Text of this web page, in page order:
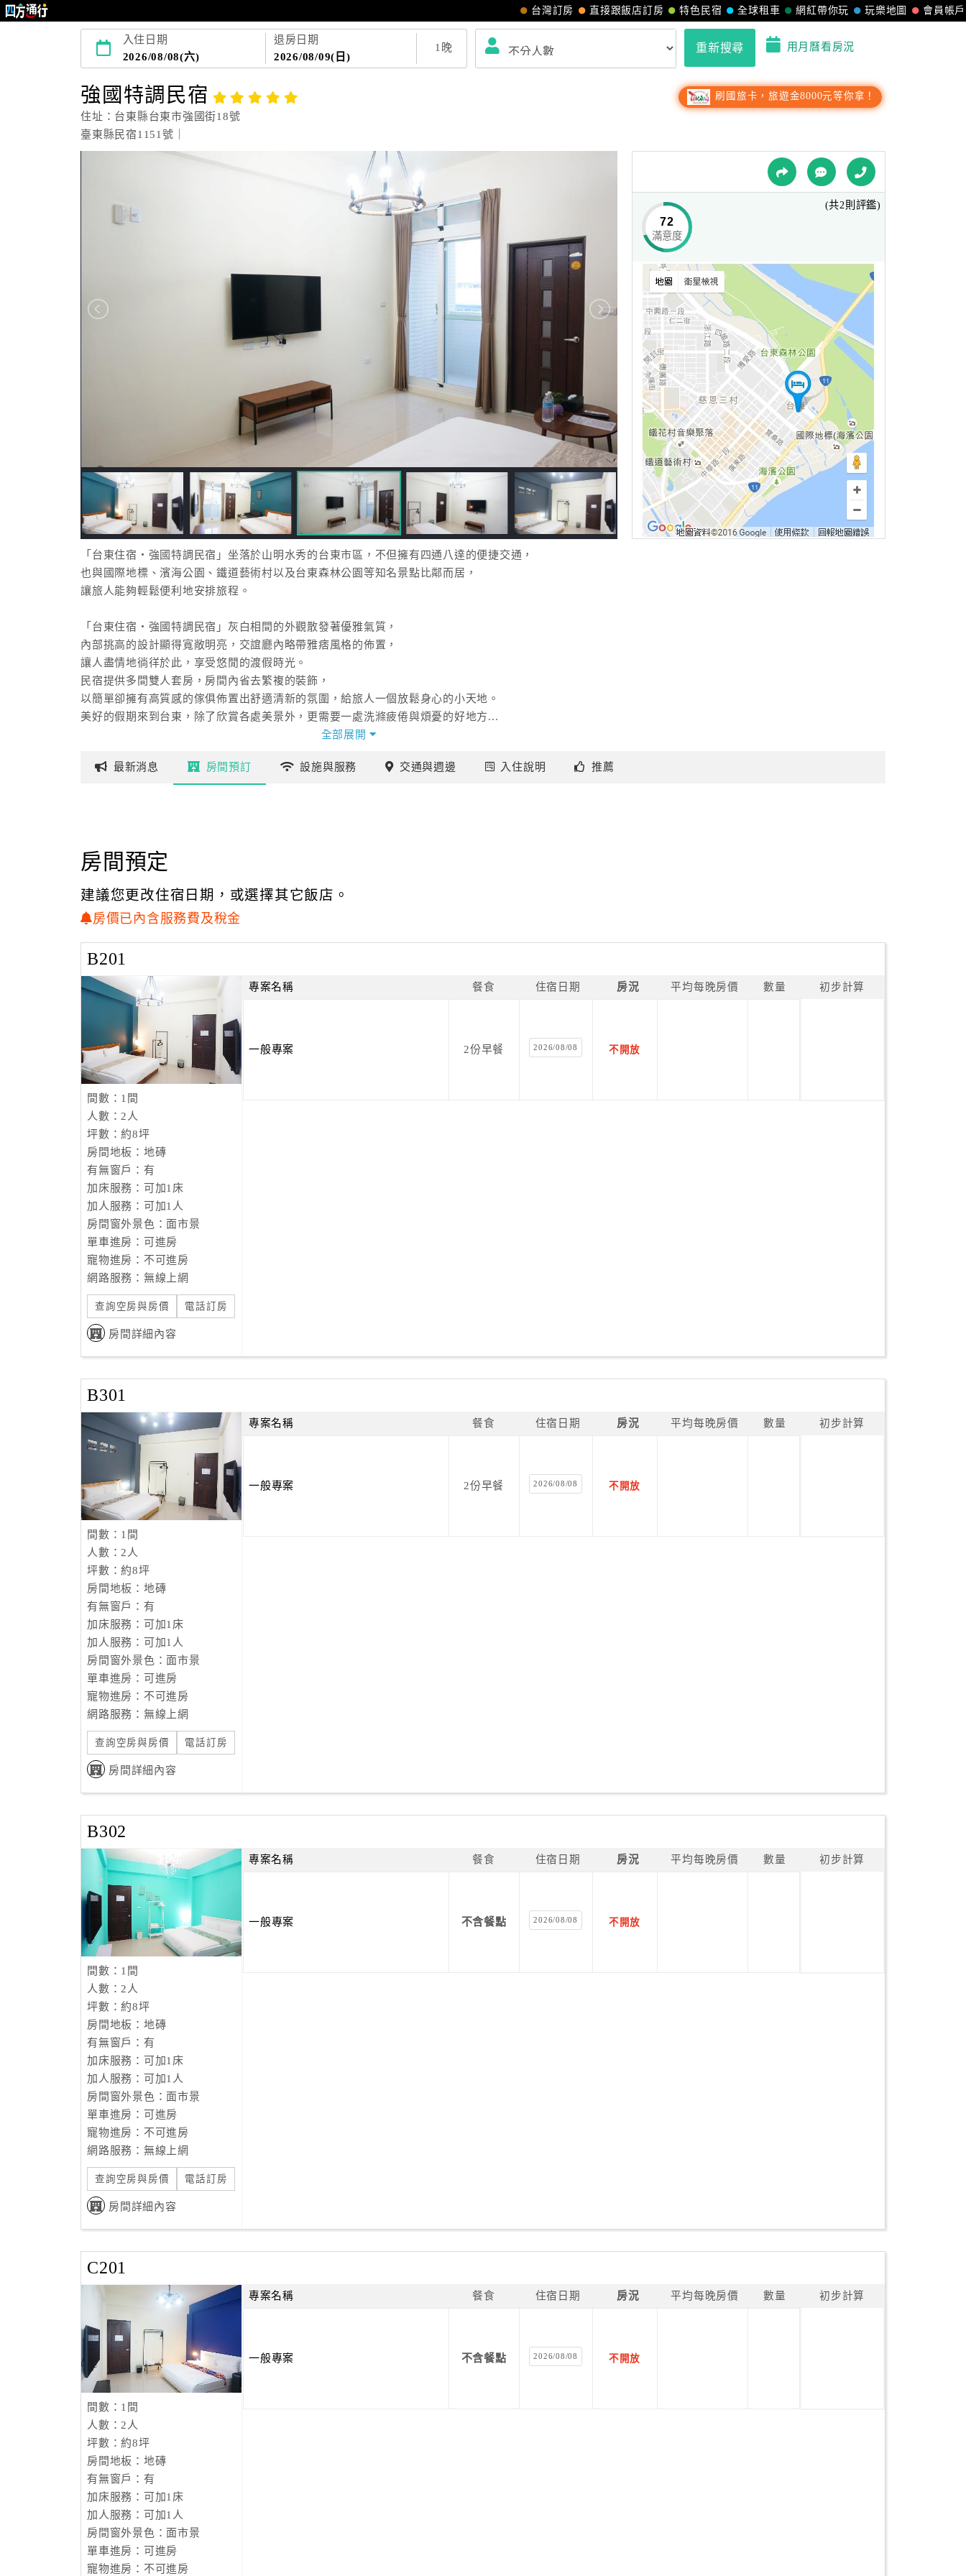
會員帳戶
玩樂地圖
網紅帶你玩
全球租車
特色民宿
直接跟飯店訂房
台灣訂房
入住日期
2026/08/08(六)
退房日期
2026/08/09(日)
1 晚 重新搜尋 用月曆看房況
強國特調民宿
住址：台東縣台東市強國街18號
臺東縣民宿1151號｜
刷國旅卡，旅遊金8000元等你拿！
「台東住宿‧強國特調民宿」坐落於山明水秀的台東市區，不但擁有四通八達的便捷交通，
也與國際地標、濱海公園、鐵道藝術村以及台東森林公園等知名景點比鄰而居，
讓旅人能夠輕鬆便利地安排旅程。
「台東住宿‧強國特調民宿」灰白相間的外觀散發著優雅氣質，
內部挑高的設計顯得寬敞明亮，交誼廳內略帶雅痞風格的佈置，
讓人盡情地徜徉於此，享受悠閒的渡假時光。
民宿提供多間雙人套房，房間內省去繁複的裝飾，
以簡單卻擁有高質感的傢俱佈置出舒適清新的氛圍，給旅人一個放鬆身心的小天地。
美好的假期來到台東，除了欣賞各處美景外，更需要一處洗滌疲倦與煩憂的好地方...
HERE~─強國特調民宿，即是您最不可錯過的好選擇。
全部展開
72
滿意度
(共2則評鑑)
最新消息 房間預訂 設施與服務 交通與週邊 入住說明 推薦
房間預定
建議您更改住宿日期，或選擇其它飯店。
房價已內含服務費及稅金
B201
間數：1間
人數：2人
坪數：約8坪
房間地板：地磚
有無窗戶：有
加床服務：可加1床
加人服務：可加1人
房間窗外景色：面市景
單車進房：可進房
寵物進房：不可進房
網路服務：無線上網
查詢空房與房價 電話訂房
房間詳細內容
專案名稱 餐食 住宿日期 房況 平均每晚房價 數量 初步計算
一般專案 2份早餐 2026/08/08 不開放
B301
間數：1間
人數：2人
坪數：約8坪
房間地板：地磚
有無窗戶：有
加床服務：可加1床
加人服務：可加1人
房間窗外景色：面市景
單車進房：可進房
寵物進房：不可進房
網路服務：無線上網
查詢空房與房價 電話訂房
房間詳細內容
專案名稱 餐食 住宿日期 房況 平均每晚房價 數量 初步計算
一般專案 2份早餐 2026/08/08 不開放
B302
間數：1間
人數：2人
坪數：約8坪
房間地板：地磚
有無窗戶：有
加床服務：可加1床
加人服務：可加1人
房間窗外景色：面市景
單車進房：可進房
寵物進房：不可進房
網路服務：無線上網
查詢空房與房價 電話訂房
房間詳細內容
專案名稱 餐食 住宿日期 房況 平均每晚房價 數量 初步計算
一般專案 不含餐點 2026/08/08 不開放
C201
間數：1間
人數：2人
坪數：約8坪
房間地板：地磚
有無窗戶：有
加床服務：可加1床
加人服務：可加1人
房間窗外景色：面市景
單車進房：可進房
寵物進房：不可進房
專案名稱 餐食 住宿日期 房況 平均每晚房價 數量 初步計算
一般專案 不含餐點 2026/08/08 不開放